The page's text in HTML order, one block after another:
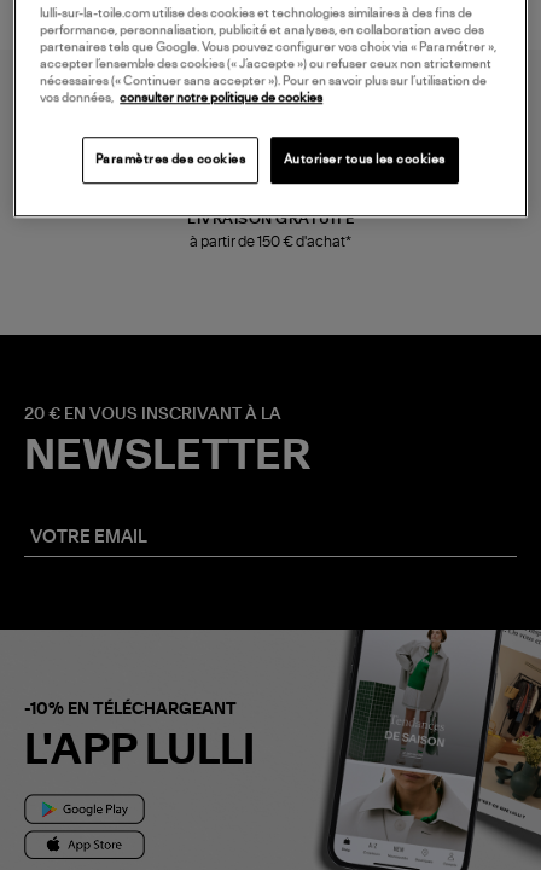
LIVRAISON GRATUITE
à partir de 150 € d'achat*
20 € EN VOUS INSCRIVANT À LA
NEWSLETTER
-10% EN TÉLÉCHARGEANT
L'APP LULLI
lulli-sur-la-toile.com utilise des cookies et technologies similaires à des fins de
performance, personnalisation, publicité et analyses, en collaboration avec des
partenaires tels que Google. Vous pouvez configurer vos choix via « Paramétrer »,
accepter l’ensemble des cookies (« J’accepte ») ou refuser ceux non strictement
nécessaires (« Continuer sans accepter »). Pour en savoir plus sur l’utilisation de
vos données,
consulter notre politique de cookies
Paramètres des cookies Autoriser tous les cookies